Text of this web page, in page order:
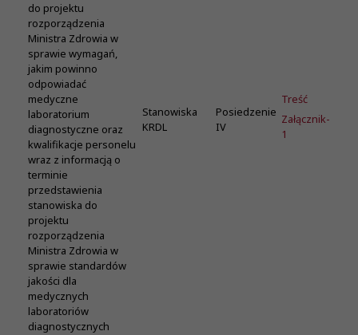
do projektu
rozporządzenia
Ministra Zdrowia w
sprawie wymagań,
jakim powinno
odpowiadać
medyczne
laboratorium
diagnostyczne oraz
kwalifikacje personelu
wraz z informacją o
terminie
przedstawienia
stanowiska do
projektu
rozporządzenia
Ministra Zdrowia w
sprawie standardów
jakości dla
medycznych
laboratoriów
diagnostycznych
Stanowiska
KRDL
Posiedzenie
IV
Treść
Załącznik-
1